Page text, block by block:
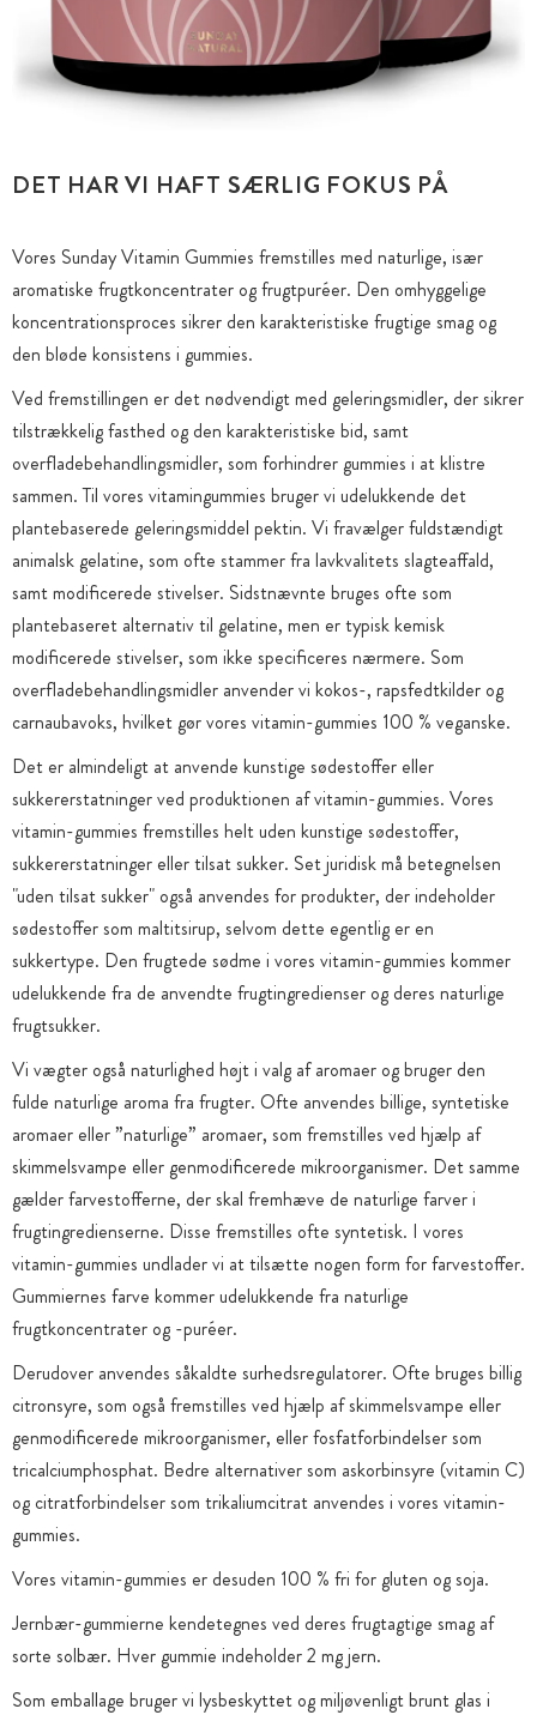
DET HAR VI HAFT SÆRLIG FOKUS PÅ
Vores Sunday Vitamin Gummies fremstilles med naturlige, især
aromatiske frugtkoncentrater og frugtpuréer. Den omhyggelige
koncentrationsproces sikrer den karakteristiske frugtige smag og
den bløde konsistens i gummies.
Ved fremstillingen er det nødvendigt med geleringsmidler, der sikrer
tilstrækkelig fasthed og den karakteristiske bid, samt
overfladebehandlingsmidler, som forhindrer gummies i at klistre
sammen. Til vores vitamingummies bruger vi udelukkende det
plantebaserede geleringsmiddel pektin. Vi fravælger fuldstændigt
animalsk gelatine, som ofte stammer fra lavkvalitets slagteaffald,
samt modificerede stivelser. Sidstnævnte bruges ofte som
plantebaseret alternativ til gelatine, men er typisk kemisk
modificerede stivelser, som ikke specificeres nærmere. Som
overfladebehandlingsmidler anvender vi kokos-, rapsfedtkilder og
carnaubavoks, hvilket gør vores vitamin-gummies 100 % veganske.
Det er almindeligt at anvende kunstige sødestoffer eller
sukkererstatninger ved produktionen af vitamin-gummies. Vores
vitamin-gummies fremstilles helt uden kunstige sødestoffer,
sukkererstatninger eller tilsat sukker. Set juridisk må betegnelsen
"uden tilsat sukker" også anvendes for produkter, der indeholder
sødestoffer som maltitsirup, selvom dette egentlig er en
sukkertype. Den frugtede sødme i vores vitamin-gummies kommer
udelukkende fra de anvendte frugtingredienser og deres naturlige
frugtsukker.
Vi vægter også naturlighed højt i valg af aromaer og bruger den
fulde naturlige aroma fra frugter. Ofte anvendes billige, syntetiske
aromaer eller ”naturlige” aromaer, som fremstilles ved hjælp af
skimmelsvampe eller genmodificerede mikroorganismer. Det samme
gælder farvestofferne, der skal fremhæve de naturlige farver i
frugtingredienserne. Disse fremstilles ofte syntetisk. I vores
vitamin-gummies undlader vi at tilsætte nogen form for farvestoffer.
Gummiernes farve kommer udelukkende fra naturlige
frugtkoncentrater og -puréer.
Derudover anvendes såkaldte surhedsregulatorer. Ofte bruges billig
citronsyre, som også fremstilles ved hjælp af skimmelsvampe eller
genmodificerede mikroorganismer, eller fosfatforbindelser som
tricalciumphosphat. Bedre alternativer som askorbinsyre (vitamin C)
og citratforbindelser som trikaliumcitrat anvendes i vores vitamin-
gummies.
Vores vitamin-gummies er desuden 100 % fri for gluten og soja.
Jernbær-gummierne kendetegnes ved deres frugtagtige smag af
sorte solbær. Hver gummie indeholder 2 mg jern.
Som emballage bruger vi lysbeskyttet og miljøvenligt brunt glas i